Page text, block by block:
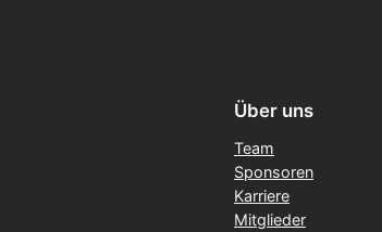
Über uns
Team
Sponsoren
Karriere
Mitglieder